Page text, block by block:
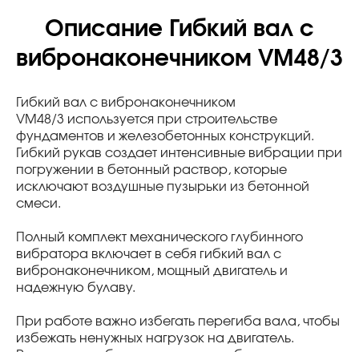
Описание Гибкий вал с
вибронаконечником VM48/3
Гибкий вал с вибронаконечником
VM48/3 используется при строительстве
фундаментов и железобетонных конструкций.
Гибкий рукав создает интенсивные вибрации при
погружении в бетонный раствор, которые
исключают воздушные пузырьки из бетонной
смеси.
Полный комплект механического глубинного
вибратора включает в себя гибкий вал с
вибронаконечником, мощный двигатель и
надежную булаву.
При работе важно избегать перегиба вала, чтобы
избежать ненужных нагрузок на двигатель.